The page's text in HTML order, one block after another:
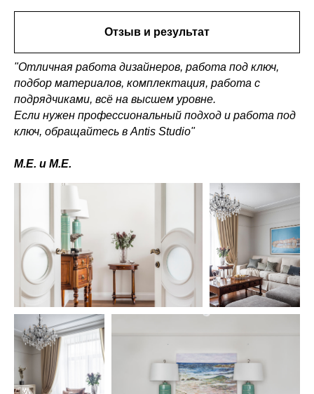
Отзыв и результат
"Отличная работа дизайнеров, работа под ключ,
подбор материалов, комплектация, работа с
подрядчиками, всё на высшем уровне.
Если нужен профессиональный подход и работа под
ключ, обращайтесь в Antis Studio"
М.Е. и М.Е.